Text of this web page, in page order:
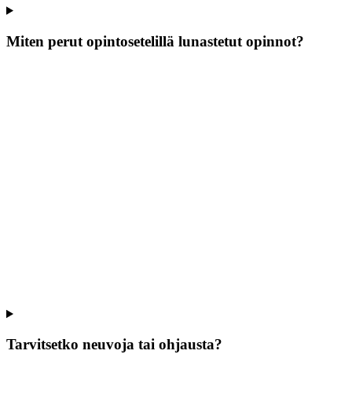
Miten perut opintosetelillä lunastetut opinnot?
Tarvitsetko neuvoja tai ohjausta?